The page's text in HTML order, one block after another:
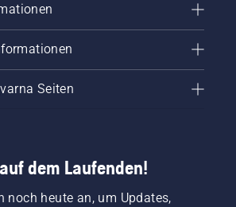
Seiten
dem Laufenden!
noch heute an, um Updates,